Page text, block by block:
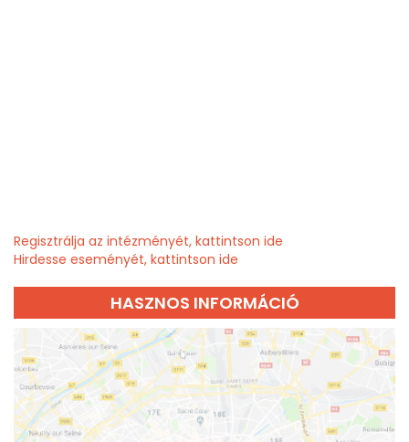
Regisztrálja az intézményét, kattintson ide
Hirdesse eseményét, kattintson ide
HASZNOS INFORMÁCIÓ